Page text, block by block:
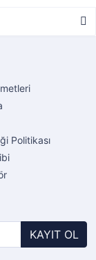
Politikası
KAYIT OL